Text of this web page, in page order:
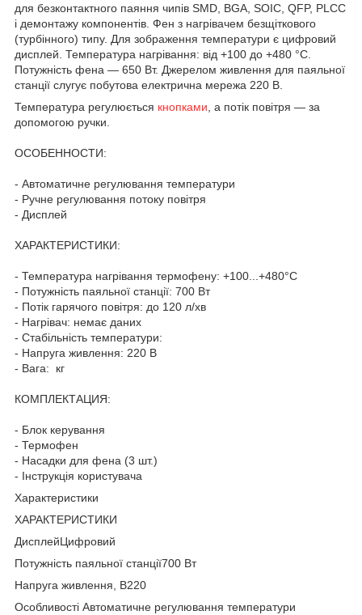
для безконтактного паяння чипів SMD, BGA, SOIC, QFP, PLCC
і демонтажу компонентів. Фен з нагрівачем безщіткового
(турбінного) типу. Для зображення температури є цифровий
дисплей. Температура нагрівання: від +100 до +480 °C.
Потужність фена — 650 Вт. Джерелом живлення для паяльної
станції слугує побутова електрична мережа 220 В.
Температура регулюється кнопками , а потік повітря — за
допомогою ручки.
ОСОБЕННОСТИ:
- Автоматичне регулювання температури
- Ручне регулювання потоку повітря
- Дисплей
ХАРАКТЕРИСТИКИ:
- Температура нагрівання термофену: +100...+480°C
- Потужність паяльної станції: 700 Вт
- Потік гарячого повітря: до 120 л/хв
- Нагрівач: немає даних
- Стабільність температури:
- Напруга живлення: 220 В
- Вага: кг
КОМПЛЕКТАЦИЯ:
- Блок керування
- Термофен
- Насадки для фена (3 шт.)
- Інструкція користувача
Характеристики
ХАРАКТЕРИСТИКИ
ДисплейЦифровий
Потужність паяльної станції700 Вт
Напруга живлення, В220
Особливості Автоматичне регулювання температури